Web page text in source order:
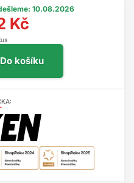
10.08.2026
Kč